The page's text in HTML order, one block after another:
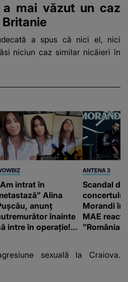
mai văzut un caz
a spus că nici el, nici
niciun caz similar nicăieri în
intrat în
Alina
anunț
înainte
intre în operație!
ANTENA 3
Scandal
Morandi în
MAE
"România
sexuală la Craiova.